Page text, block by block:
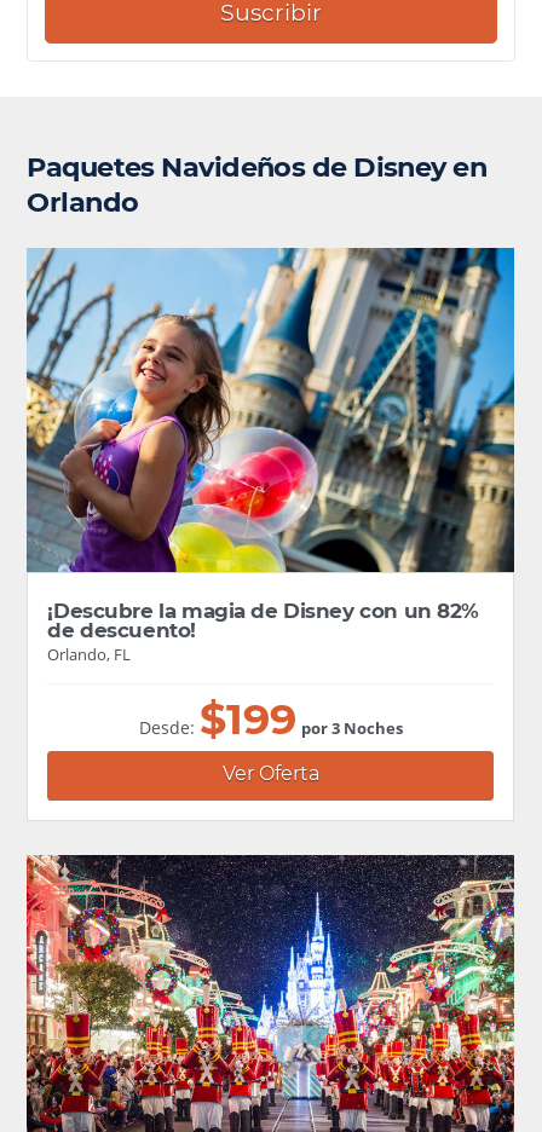
Suscribir
Paquetes Navideños de Disney en
Orlando
¡Descubre la magia de Disney con un 82%
de descuento!
Orlando, FL
Desde: $199 por 3 Noches
Ver Oferta